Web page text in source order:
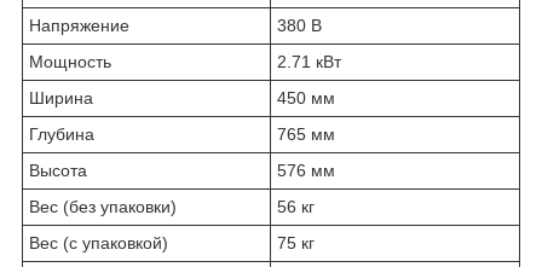
Напряжение
380 В
Мощность
2.71 кВт
Ширина
450 мм
Глубина
765 мм
Высота
576 мм
Вес (без упаковки)
56 кг
Вес (с упаковкой)
75 кг